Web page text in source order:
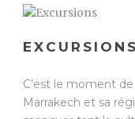
EXCURSIONS
C’est le moment
Marrakech et sa